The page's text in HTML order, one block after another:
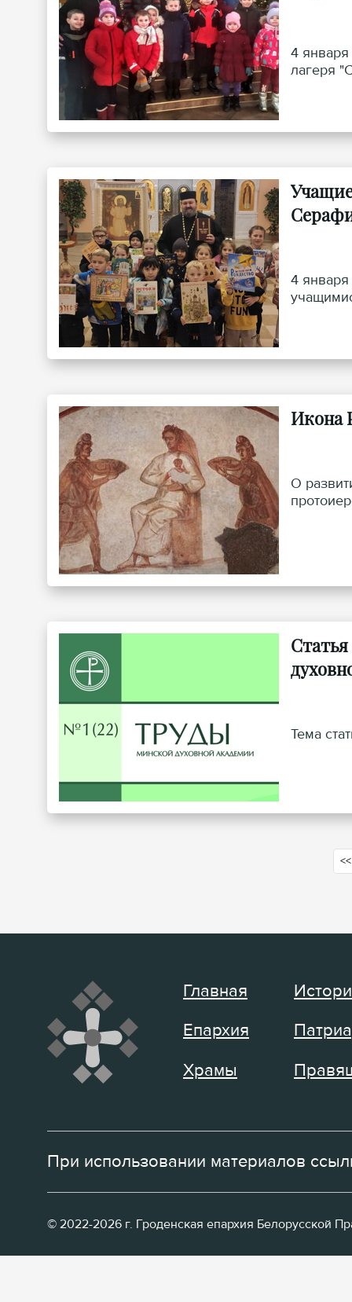
4
лагеря
4
Икона
О
Тема
<<
Главная
Епархия
Храмы
При использовании материалов
© 2022-2026 г. Гроденская епархия Белорусской